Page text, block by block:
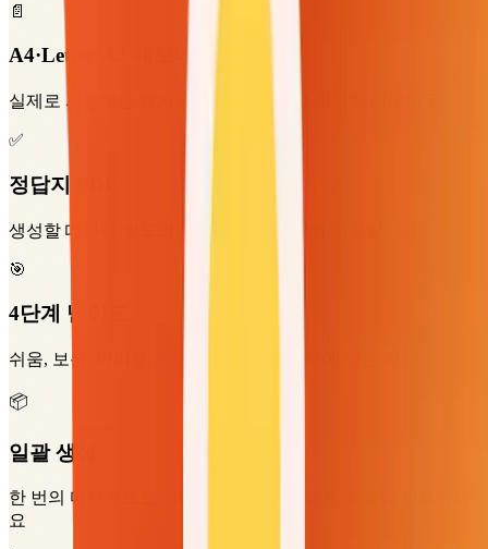
📄
A4·Letter·A3 내보내기
실제로 사용하는 용지 크기에 맞춘 인쇄 최적화 레이아웃
✅
정답지 PDF
생성할 때마다 별도의 정답 페이지가 함께 제공됩니다
🎯
4단계 난이도
쉬움, 보통, 어려움, 전문가까지 모든 실력에 맞는 격자
📦
일괄 생성
한 번의 다운로드로 최대 100개의 서로 다른 퍼즐을 인쇄하세
요